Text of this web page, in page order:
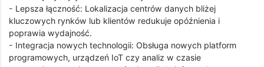
- Lepsza łączność: Lokalizacja centrów danych bliżej
kluczowych rynków lub klientów redukuje opóźnienia i
poprawia wydajność.
- Integracja nowych technologii: Obsługa nowych platform
programowych, urządzeń IoT czy analiz w czasie